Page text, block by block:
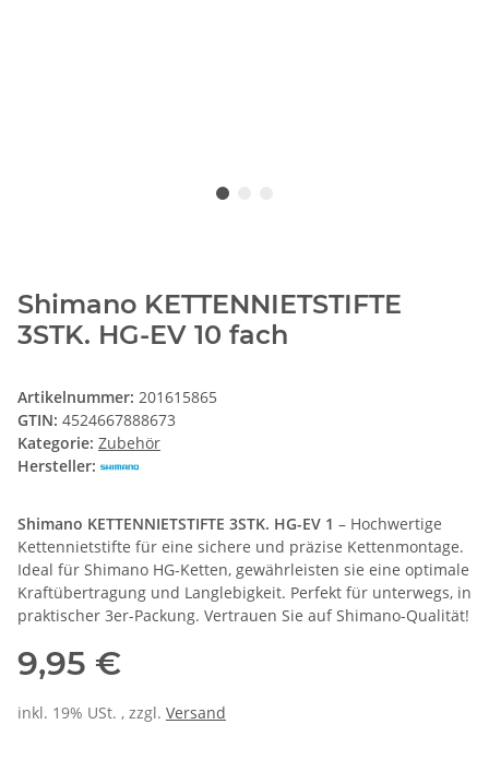
Shimano KETTENNIETSTIFTE
3STK. HG-EV 10 fach
Artikelnummer: 201615865
GTIN: 4524667888673
Kategorie: Zubehör
Hersteller:
Shimano KETTENNIETSTIFTE 3STK. HG-EV 1 – Hochwertige
Kettennietstifte für eine sichere und präzise Kettenmontage.
Ideal für Shimano HG-Ketten, gewährleisten sie eine optimale
Kraftübertragung und Langlebigkeit. Perfekt für unterwegs, in
praktischer 3er-Packung. Vertrauen Sie auf Shimano-Qualität!
9,95 €
inkl. 19% USt. , zzgl. Versand